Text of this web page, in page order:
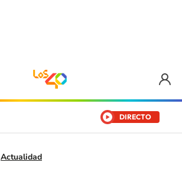
DIRECTO
Actualidad